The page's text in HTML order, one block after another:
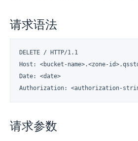
请求语法
DELETE / HTTP/1.1
Host: <bucket-name>.<zone-
Date: <date>
Authorization: <authorization-
请求参数